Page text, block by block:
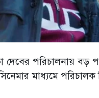
পরিচালনায় বড়
মাধ্যমে